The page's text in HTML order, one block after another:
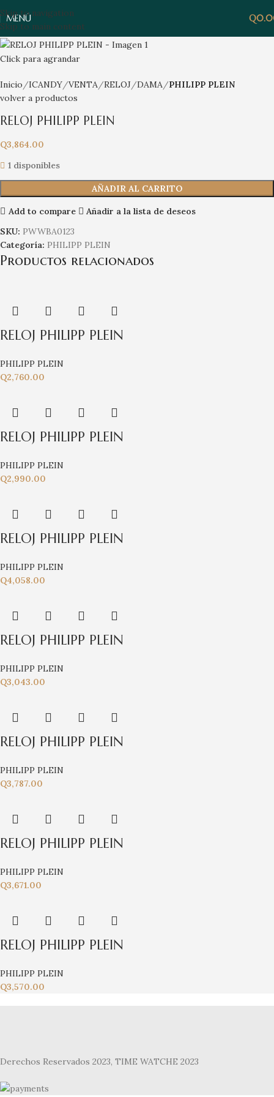
Skip to navigation
Skip to main content
MENÚ Q
Click para agrandar
Inicio ICANDY VENTA RELOJ DAMA
PHILIPP PLEIN
volver a productos
RELOJ PHILIPP PLEIN
Q3,864.00
1 disponibles
AÑADIR AL CARRITO
Add to compare
Añadir a la lista de deseos
SKU: PWWBA0123
Categoría: PHILIPP PLEIN
Productos relacionados
RELOJ PHILIPP PLEIN
PHILIPP PLEIN
Q2,760.00
RELOJ PHILIPP PLEIN
PHILIPP PLEIN
Q2,990.00
RELOJ PHILIPP PLEIN
PHILIPP PLEIN
Q4,058.00
RELOJ PHILIPP PLEIN
PHILIPP PLEIN
Q3,043.00
RELOJ PHILIPP PLEIN
PHILIPP PLEIN
Q3,787.00
RELOJ PHILIPP PLEIN
PHILIPP PLEIN
Q3,671.00
RELOJ PHILIPP PLEIN
PHILIPP PLEIN
Q3,570.00
Derechos Reservados 2023, TIME WATCHE 2023